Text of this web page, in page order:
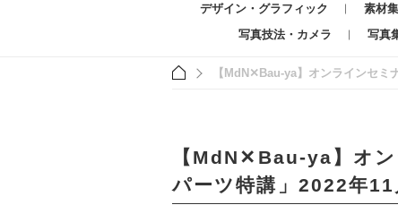
デザイン・グラフィック 素材
写真技法・カメラ
写真
【MdN✕Bau-ya】オンラインセ
【MdN✕Bau-ya】オ
パーツ特講」2022年